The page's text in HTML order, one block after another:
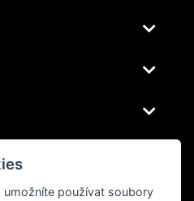
umožníte používat soubory